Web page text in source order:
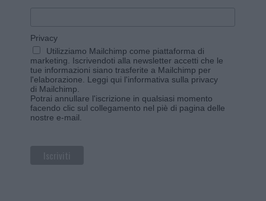
Privacy
Utilizziamo Mailchimp come piattaforma di
marketing. Iscrivendoti alla newsletter accetti che le
tue informazioni siano trasferite a Mailchimp per
l'elaborazione. Leggi qui l'informativa sulla privacy
di Mailchimp
Potrai annullare l'iscrizione in qualsiasi momento
facendo clic sul collegamento nel piè di pagina delle
nostre e-mail.